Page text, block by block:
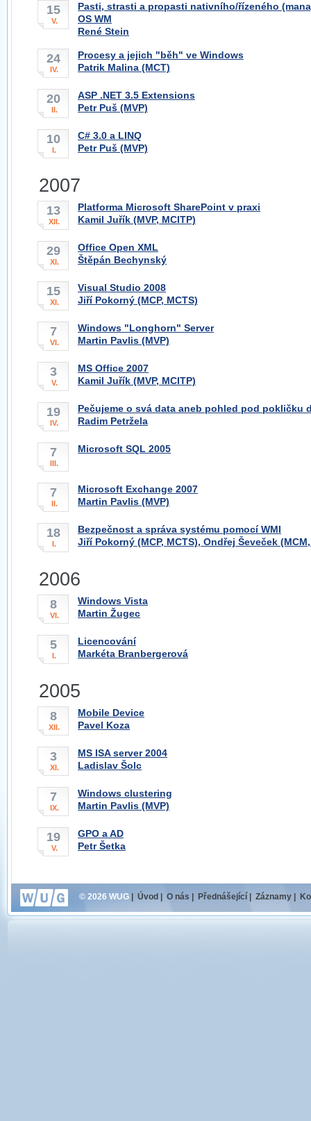
15
V.
Pasti, strasti a propasti nativního/řízeného
OS WM
René Stein
24
IV.
Procesy a jejich "běh" ve Windows
Patrik Malina (MCT)
20
II.
ASP .NET 3.5 Extensions
Petr Puš (MVP)
10
I.
C# 3.0 a LINQ
Petr Puš (MVP)
2007
13
XII.
Platforma Microsoft SharePoint v praxi
Kamil Juřík (MVP, MCITP)
29
XI.
Office Open XML
Štěpán Bechynský
15
XI.
Visual Studio 2008
Jiří Pokorný (MCP, MCTS)
7
VI.
Windows "Longhorn" Server
Martin Pavlis (MVP)
3
V.
MS Office 2007
Kamil Juřík (MVP, MCITP)
19
IV.
Pečujeme o svá data aneb pohled pod pokličku
Radim Petržela
7
III.
Microsoft SQL 2005
7
II.
Microsoft Exchange 2007
Martin Pavlis (MVP)
18
I.
Bezpečnost a správa systému pomocí WMI
Jiří Pokorný (MCP, MCTS), Ondřej Ševeček
2006
8
VI.
Windows Vista
Martin Žugec
5
I.
Licencování
Markéta Branbergerová
2005
8
XII.
Mobile Device
Pavel Koza
3
XI.
MS ISA server 2004
Ladislav Šolc
7
IX.
Windows clustering
Martin Pavlis (MVP)
19
V.
GPO a AD
Petr Šetka
© 2026 WUG Úvod O nás Přednášející Záznamy